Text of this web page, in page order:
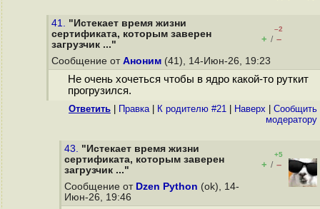
41. "Истекает время жизни
сертификата, которым заверен
загрузчик ..."
–2
+ / –
Сообщение от Аноним (41), 14-Июн-26, 19:23
Не очень хочеться чтобы в ядро какой-то руткит
прогрузился.
Ответить Правка| К родителю #21 Наверх
Cообщить
модератору
43. "Истекает время жизни
сертификата, которым заверен
загрузчик ..."
+5
+ / –
Сообщение от Dzen Python (ok), 14-
Июн-26, 19:46